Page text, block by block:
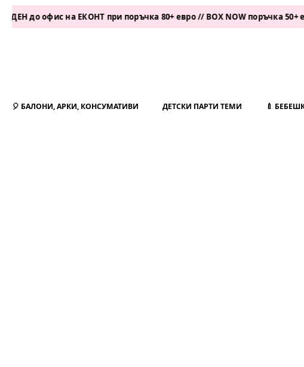
офис на ЕКОНТ при поръчка 80+ евро // BOX NOW поръчка 50+ евро
🎈 БАЛОНИ, АРКИ, КОНСУМАТИВИ ДЕТСКИ ПАРТИ ТЕМИ 🍼